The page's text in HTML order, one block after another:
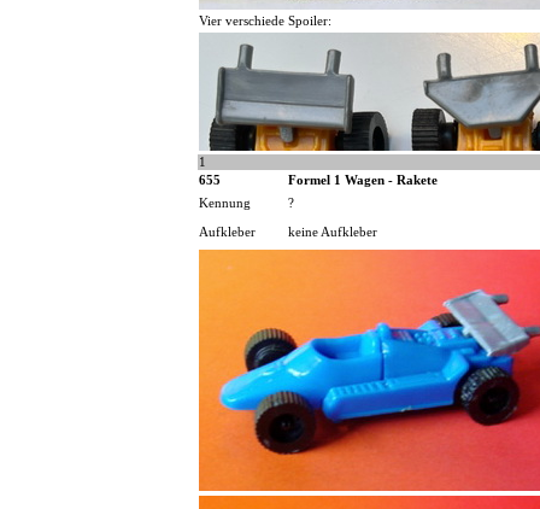
Vier verschiede Spoiler:
1
655
Formel 1 Wagen - Rakete
Kennung
?
Aufkleber keine Aufkleber